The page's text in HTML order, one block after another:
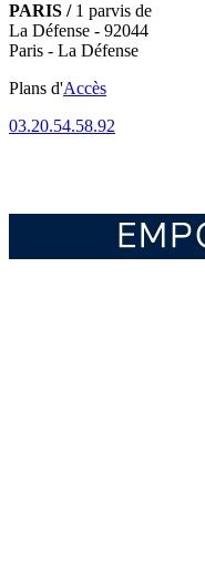
PARIS /1 parvis de
La Défense - 92044
Paris - La Défense
Plans d'Accès
03.20.54.58.92